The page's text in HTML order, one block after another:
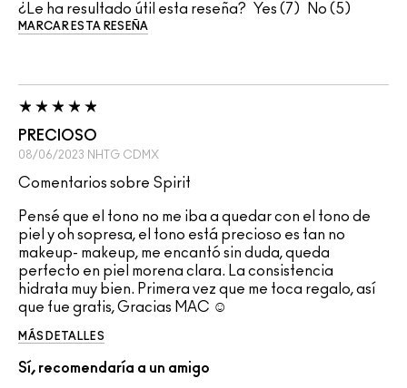
¿Le ha resultado útil esta reseña? 7 5
MARCAR ESTA RESEÑA
PRECIOSO
08/06/2023 NHTG CDMX
Comentarios sobre Spirit
Pensé que el tono no me iba a quedar con el tono de
piel y oh sopresa, el tono está precioso es tan no
makeup- makeup, me encantó sin duda, queda
perfecto en piel morena clara. La consistencia
hidrata muy bien. Primera vez que me toca regalo, así
que fue gratis, Gracias MAC ☺️
MÁS DETALLES
Sí, recomendaría a un amigo